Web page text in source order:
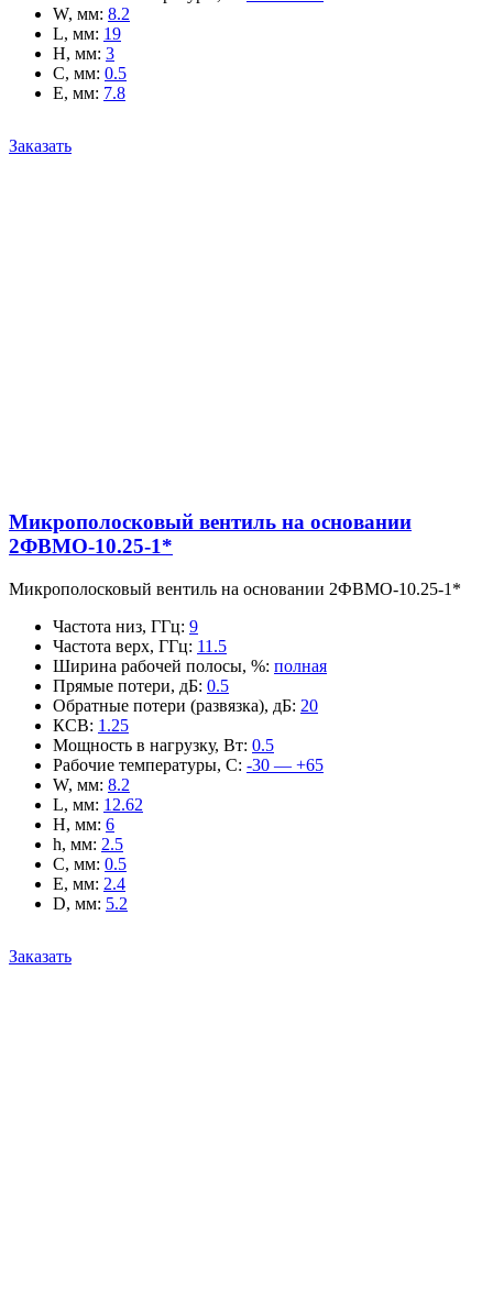
W, мм: 8.2
L, мм: 19
H, мм: 3
C, мм: 0.5
E, мм: 7.8
Заказать
Микрополосковый вентиль на основании
2ФВМO-10.25-1*
Микрополосковый вентиль на основании 2ФВМO-10.25-1*
Частота низ, ГГц: 9
Частота верх, ГГц: 11.5
Ширина рабочей полосы, %: полная
Прямые потери, дБ: 0.5
Обратные потери (развязка), дБ: 20
КСВ: 1.25
Мощность в нагрузку, Вт: 0.5
Рабочие температуры, С: -30 — +65
W, мм: 8.2
L, мм: 12.62
H, мм: 6
h, мм: 2.5
C, мм: 0.5
E, мм: 2.4
D, мм: 5.2
Заказать